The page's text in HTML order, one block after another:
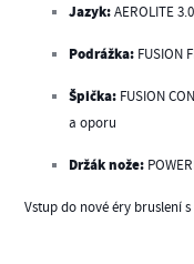
Jazyk:AEROLITE
Podrážka: FUSION
Špička: FUSION
a oporu
Držák nože:
Vstup do nové éry bruslení